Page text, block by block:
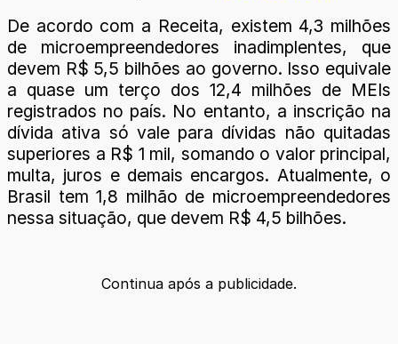
De acordo com a Receita, existem 4,3 milhões
de microempreendedores inadimplentes, que
devem R$ 5,5 bilhões ao governo. Isso equivale
a quase um terço dos 12,4 milhões de MEIs
registrados no país. No entanto, a inscrição na
dívida ativa só vale para dívidas não quitadas
superiores a R$ 1 mil, somando o valor principal,
multa, juros e demais encargos. Atualmente, o
Brasil tem 1,8 milhão de microempreendedores
nessa situação, que devem R$ 4,5 bilhões.
Continua após a publicidade.